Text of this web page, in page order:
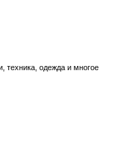
техника, одежда и многое